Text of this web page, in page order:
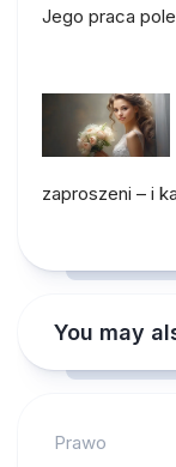
Jego praca
zaproszeni – i
You may
Prawo